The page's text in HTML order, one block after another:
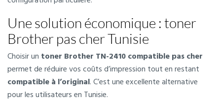
Une solution économique : toner
Brother pas cher Tunisie
Choisir un toner Brother TN-2410 compatible pas cher
permet de réduire vos coûts d’impression tout en restant
compatible à l’original. C’est une excellente alternative
pour les utilisateurs en Tunisie.